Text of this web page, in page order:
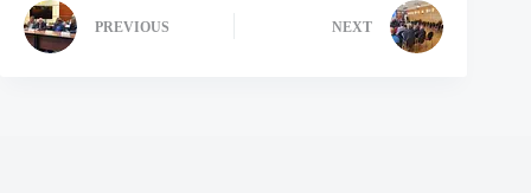
PREVIOUS NEXT